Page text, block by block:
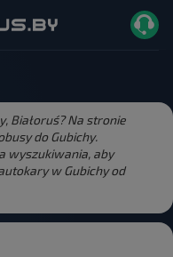
Białoruś? Na stronie
do Gubichy.
wyszukiwania, aby
w Gubichy od